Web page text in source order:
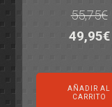
55,75€
El
era:
49,95€El
AÑADIR AL
CARRITO